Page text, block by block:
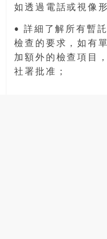
如透過電話或視像
• 詳細了解所有暫
檢查的要求，如有
加額外的檢查項目
社署批准；